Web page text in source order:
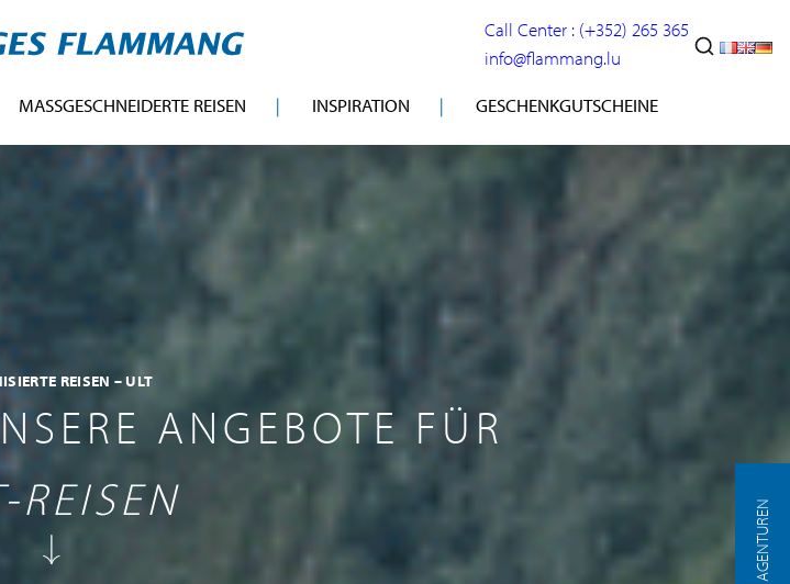
Call Center : (+352) 265 365
info@flammang.lu
AGENTUREN
MASSGESCHNEIDERTE REISEN INSPIRATION GESCHENKGUTSCHEINE
REISEN – ULT
ANGEBOTE FÜR
REISEN